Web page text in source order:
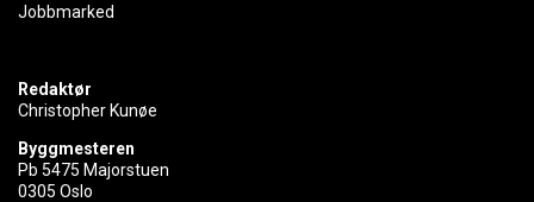
Jobbmarked
Redaktør
Christopher Kunøe
Byggmesteren
Pb 5475 Majorstuen
0305 Oslo